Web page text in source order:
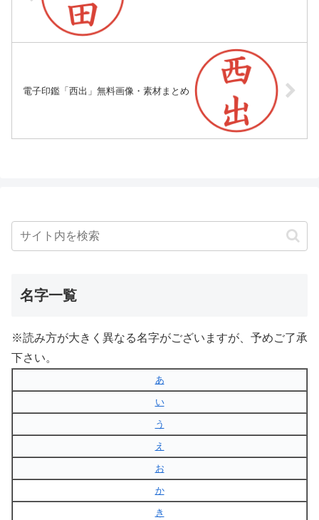
電子印鑑「西出」無料画像・素材まとめ
名字一覧
※読み方が大きく異なる名字がございますが、予めご了承
下さい。
あ
い
う
え
お
か
き